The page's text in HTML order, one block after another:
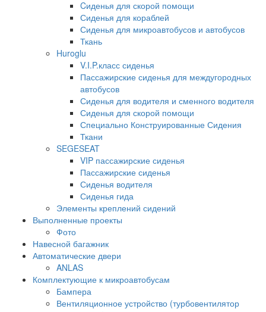
Cиденья для скорой помощи
Сиденья для кораблей
Сиденья для микроавтобусов и автобусов
Ткань
Huroglu
V.I.P.класс сиденья
Пассажирские сиденья для междугородных
автобусов
Сиденья для водителя и сменного водителя
Сиденья для скорой помощи
Специально Конструированные Сидения
Ткани
SEGESEAT
VIP пассажирские сиденья
Пассажирские сиденья
Сиденья водителя
Сиденья гида
Элементы креплений сидений
Выполненные проекты
Фото
Навесной багажник
Автоматические двери
ANLAS
Комплектующие к микроавтобусам
Бампера
Вентиляционное устройство (турбовентилятор